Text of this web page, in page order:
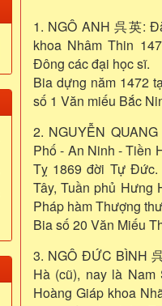
1. NGÔ ANH 呉英:
khoa Nhâm Thin
Đông các đại học sĩ.
Bia dựng năm 1472
số 1 Văn miếu Bắc
2. NGUYỄN
Phố - An Ninh - Tiền
Tỵ 1869 đời Tự
Tây, Tuần phủ Hưng
Pháp hàm Thượng
Bia số 20 Văn Miếu
3. NGÔ ĐỨC BÌNH
Hà (cũ), nay là
Hoàng Giáp khoa